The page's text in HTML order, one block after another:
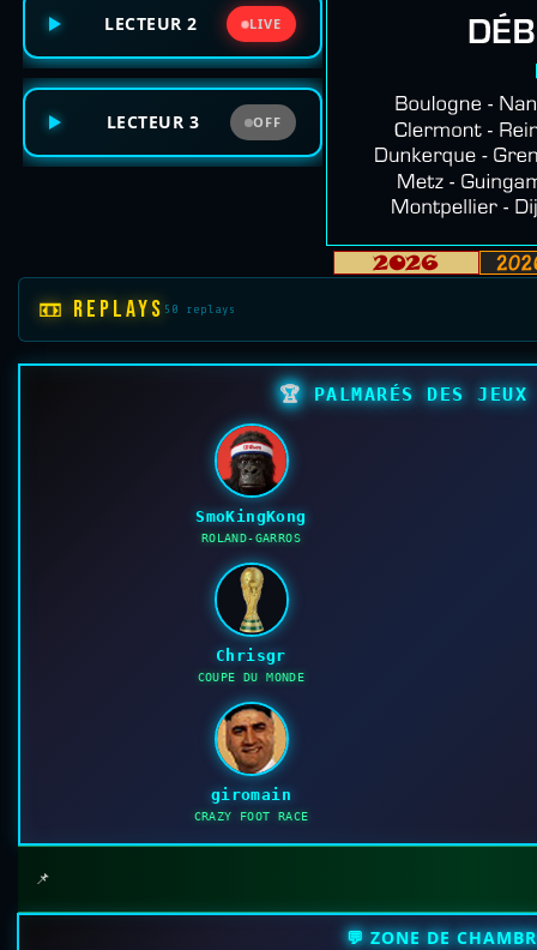
LECTEUR 2 LIVE
LECTEUR 3 OFF
📼 REPLAYS 50 replays
🏆 PALMARÉS DES
SmoKingKong
ROLAND-GARROS
Chrisgr
COUPE DU MONDE
giromain
CRAZY FOOT RACE
📌
💬 ZONE DE